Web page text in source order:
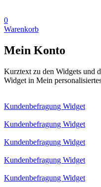
0
Warenkorb
Mein Konto
Kurztext zu den Widgets und
Widget in Mein
Kundenbefragung Widget
Kundenbefragung Widget
Kundenbefragung Widget
Kundenbefragung Widget
Kundenbefragung Widget